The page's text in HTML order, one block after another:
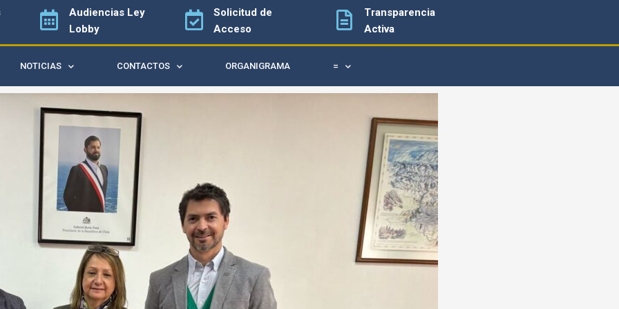
Audiencias Ley
Lobby
Solicitud de
Acceso
Transparencia
Activa
NOTICIAS CONTACTOS ORGANIGRAMA =